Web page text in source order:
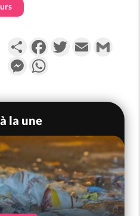
PartagerFacebookTwitterEmail
Messenger
la une